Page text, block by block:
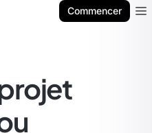
Commencer